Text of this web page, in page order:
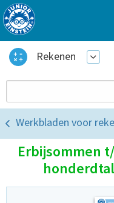
Rekenen
Werkbladen voor
Erbijsommen